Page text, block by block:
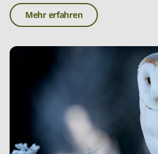
Mehr erfahren